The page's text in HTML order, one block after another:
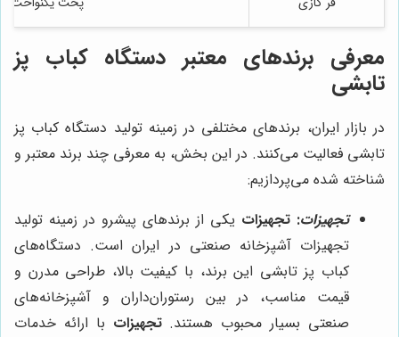
معرفی برندهای معتبر دستگاه کباب پز
تابشی
در بازار ایران، برندهای مختلفی در زمینه تولید دستگاه کباب پز
تابشی فعالیت می‌کنند. در این بخش، به معرفی چند برند معتبر و
شناخته شده می‌پردازیم:
تجهیزات: تجهیزات یکی از برندهای پیشرو در زمینه تولید
تجهیزات آشپزخانه صنعتی در ایران است. دستگاه‌های
کباب پز تابشی این برند، با کیفیت بالا، طراحی مدرن و
قیمت مناسب، در بین رستوران‌داران و آشپزخانه‌های
صنعتی بسیار محبوب هستند.تجهیزات با ارائه خدمات